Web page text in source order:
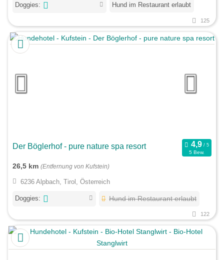
Doggies: Hund im Restaurant erlaubt
125
Der Böglerhof - pure nature spa resort
5 Bew.
26,5 km (Entfernung von Kufstein)
6236 Alpbach, Tirol, Österreich
Doggies: Hund im Restaurant erlaubt
122